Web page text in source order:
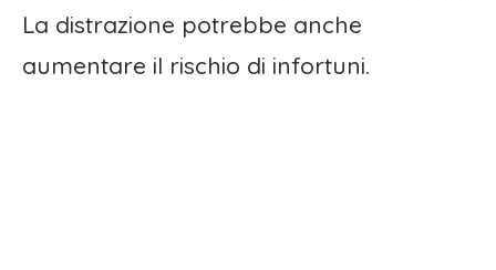
La distrazione potrebbe anche
aumentare il rischio di infortuni.